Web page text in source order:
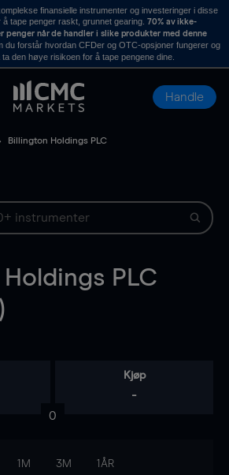
finansielle instrumenter og investeringer i disse
tape penger raskt, grunnet gearing. 70% av ikke-
penger når de handler i slike produkter med denne
du forstår hvordan CFDer og OTC-opsjoner fungerer og
den høye risikoen for å tape pengene dine.
Handle
Billington Holdings PLC
PLC
Kjøp
-
0
1M 3M 1ÅR